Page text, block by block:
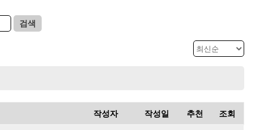
검색
작성자 작성일 추천 조회